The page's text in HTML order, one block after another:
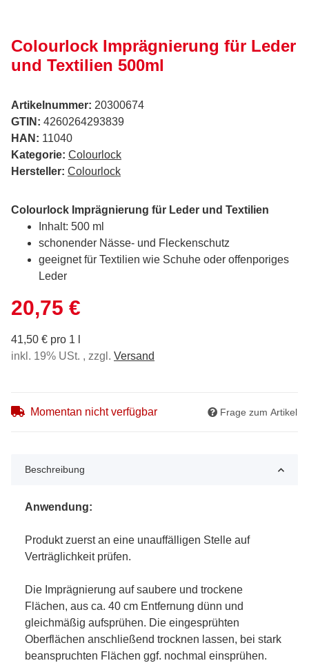
Colourlock Imprägnierung für Leder
und Textilien 500ml
Artikelnummer: 20300674
GTIN: 4260264293839
HAN: 11040
Kategorie: Colourlock
Hersteller: Colourlock
Colourlock Imprägnierung für Leder und Textilien
Inhalt: 500 ml
schonender Nässe- und Fleckenschutz
geeignet für Textilien wie Schuhe oder offenporiges
Leder
20,75 €
41,50 € pro 1 l
inkl. 19% USt. , zzgl. Versand
Momentan nicht verfügbar Frage zum Artikel
Beschreibung
Anwendung:
Produkt zuerst an eine unauffälligen Stelle auf
Verträglichkeit prüfen.
Die Imprägnierung auf saubere und trockene
Flächen, aus ca. 40 cm Entfernung dünn und
gleichmäßig aufsprühen. Die eingesprühten
Oberflächen anschließend trocknen lassen, bei stark
beanspruchten Flächen ggf. nochmal einsprühen.